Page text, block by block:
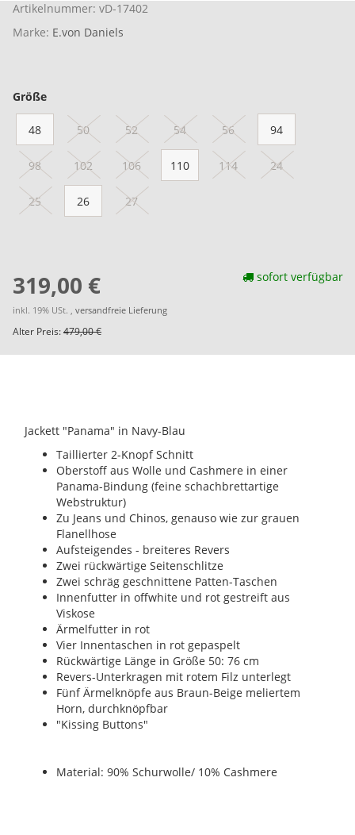
Artikelnummer: vD-17402
Marke: E.von Daniels
Größe
48 50 52 54 56 94
98 102 106 110 114 24
25 26 27
319,00 €
inkl. 19% USt. , versandfreie Lieferung
Alter Preis:479,00 €
sofort verfügbar
Jackett "Panama" in Navy-Blau
Taillierter 2-Knopf Schnitt
Oberstoff aus Wolle und Cashmere in einer
Panama-Bindung (feine schachbrettartige
Webstruktur)
Zu Jeans und Chinos, genauso wie zur grauen
Flanellhose
Aufsteigendes - breiteres Revers
Zwei rückwärtige Seitenschlitze
Zwei schräg geschnittene Patten-Taschen
Innenfutter in offwhite und rot gestreift aus
Viskose
Ärmelfutter in rot
Vier Innentaschen in rot gepaspelt
Rückwärtige Länge in Größe 50: 76 cm
Revers-Unterkragen mit rotem Filz unterlegt
Fünf Ärmelknöpfe aus Braun-Beige meliertem
Horn, durchknöpfbar
"Kissing Buttons"
Material: 90% Schurwolle/ 10% Cashmere